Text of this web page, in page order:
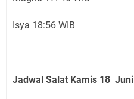
Isya 18:56 WIB
Jadwal Salat Kamis 18 Juni